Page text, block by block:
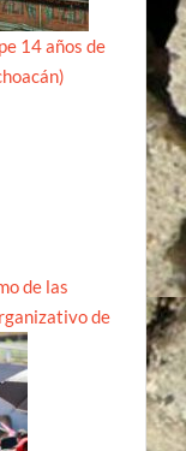
14 años de
de las
de